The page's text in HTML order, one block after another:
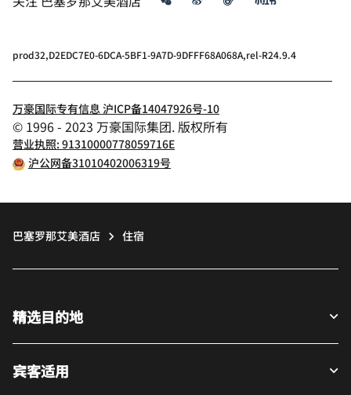
prod32,D2EDC7E0-6DCA-5BF1-9A7D-9DFFF68A068A,rel-R24.9.4
万豪国际专有信息 沪ICP备14047926号-10
© 1996 - 2023 万豪国际集团. 版权所有
营业执照: 91310000778059716E
沪公网备31010402006319号
巴塞罗那艾美酒店 住宿
精选目的地
宾客适用